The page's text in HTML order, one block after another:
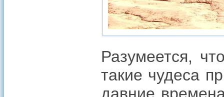
Разумеется,
такие чудеса